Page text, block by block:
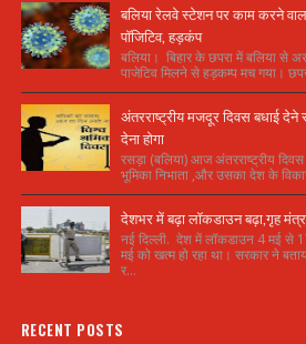
बलिया रेलवे स्टेशन पर काम करने
पॉजिटिव, हड़कंप
बलिया। बिहार के छपरा में बलिया से
पाजेटिव मिलने से हड़कम्प मच गया।
अंतरराष्ट्रीय मजदूर दिवस बधाई
देना होगा
रसड़ा (बलिया) आज अंतरराष्ट्रीय
भूमिका निभाता ,और उसका देश के
देशभर में बढ़ा लॉकडाउन बढ़ा,गृह
नई दिल्ली. देश में लॉकडाउन 4 मई से
मई को खत्म हो रहा था। सरकार ने
र...
RECENT POSTS